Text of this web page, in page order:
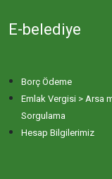
E-belediye
Borç Ödeme
Emlak Vergisi > Arsa
Sorgulama
Hesap Bilgilerimiz